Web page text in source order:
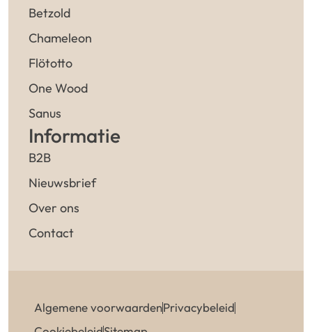
Betzold
Chameleon
Flötotto
One Wood
Sanus
Informatie
B2B
Nieuwsbrief
Over ons
Contact
Algemene voorwaardenPrivacybeleid